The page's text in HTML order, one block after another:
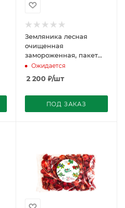
Земляника лесная
очищенная
замороженная, пакет
1кгОжидается
2 200 ₽/шт
ПОД ЗАКАЗ